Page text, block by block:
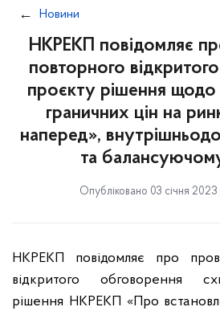
Новини
НКРЕКП повідомляє
повторного
проєкту рішення щодо
граничних цін на
наперед»,
та
Опубліковано 03 січня
НКРЕКП повідомляє про
відкритого обговорення
рішення НКРЕКП «Про